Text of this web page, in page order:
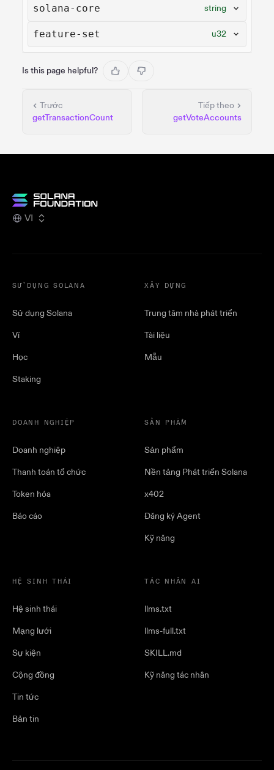
solana-core string
feature-set u32
Is this page helpful?
Trước
getTransactionCount
Tiếp theo
getVoteAccounts
VI
SỬ DỤNG SOLANA
Sử dụng Solana
Ví
Học
Staking
XÂY DỰNG
Trung tâm nhà phát triển
Tài liệu
Mẫu
DOANH NGHIỆP
Doanh nghiệp
Thanh toán tổ chức
Token hóa
Báo cáo
SẢN PHẨM
Sản phẩm
Nền tảng Phát triển Solana
x402
Đăng ký Agent
Kỹ năng
HỆ SINH THÁI
Hệ sinh thái
Mạng lưới
Sự kiện
Cộng đồng
Tin tức
Bản tin
TÁC NHÂN AI
llms.txt
llms-full.txt
SKILL.md
Kỹ năng tác nhân